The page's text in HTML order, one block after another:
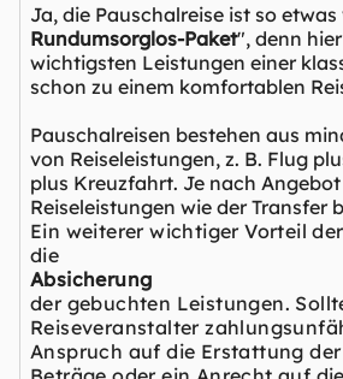
Ja, die Pauschalreise ist so etwas
Rundumsorglos-Paket", denn
wichtigsten Leistungen einer
schon zu einem komfortablen
Pauschalreisen bestehen aus
von Reiseleistungen, z. B. Flug
plus Kreuzfahrt. Je nach
Reiseleistungen wie der Transfer
Ein weiterer wichtiger Vorteil
die
Absicherung
der gebuchten Leistungen.
Reiseveranstalter
Anspruch auf die Erstattung